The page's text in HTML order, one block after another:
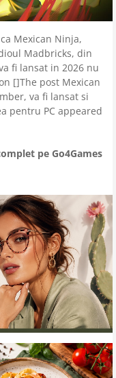
Mexican Ninja,
Madbricks, din
fi lansat in 2026 nu
[]The post Mexican
va fi lansat si
pentru PC appeared
pe Go4Games